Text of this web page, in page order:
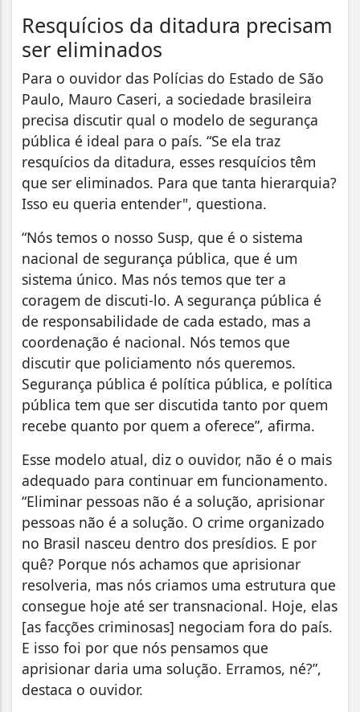
Resquícios da ditadura precisam
ser eliminados
Para o ouvidor das Polícias do Estado de São
Paulo, Mauro Caseri, a sociedade brasileira
precisa discutir qual o modelo de segurança
pública é ideal para o país. “Se ela traz
resquícios da ditadura, esses resquícios têm
que ser eliminados. Para que tanta hierarquia?
Isso eu queria entender", questiona.
“Nós temos o nosso Susp, que é o sistema
nacional de segurança pública, que é um
sistema único. Mas nós temos que ter a
coragem de discuti-lo. A segurança pública é
de responsabilidade de cada estado, mas a
coordenação é nacional. Nós temos que
discutir que policiamento nós queremos.
Segurança pública é política pública, e política
pública tem que ser discutida tanto por quem
recebe quanto por quem a oferece”, afirma.
Esse modelo atual, diz o ouvidor, não é o mais
adequado para continuar em funcionamento.
“Eliminar pessoas não é a solução, aprisionar
pessoas não é a solução. O crime organizado
no Brasil nasceu dentro dos presídios. E por
quê? Porque nós achamos que aprisionar
resolveria, mas nós criamos uma estrutura que
consegue hoje até ser transnacional. Hoje, elas
[as facções criminosas] negociam fora do país.
E isso foi por que nós pensamos que
aprisionar daria uma solução. Erramos, né?”,
destaca o ouvidor.